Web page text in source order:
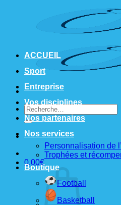
Recherche
pour :
0,00€
ACCUEIL
Sport
Entreprise
Vos disciplines
Nos partenaires
Nos services
Personnalisation de
Trophées et
Boutique
Football
Basketball